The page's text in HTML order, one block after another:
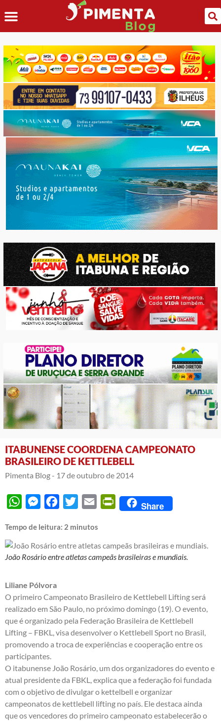
ITABUNENSE COORDENA CAMPEONATO
BRASILEIRO DE KETTLEBELL
Pimenta Blog - 17 de outubro de 2014
WhatsAppMessengerFacebook
Twitter Email PrintFriendly
Share
Tempo de leitura: 2 minutos
João Rosário entre atletas campeãs brasileiras e mundiais.
Liliane Pólvora
O primeiro Campeonato Brasileiro de Kettlebell Lifting será
realizado em São Paulo, no próximo domingo (19). O evento,
que é organizado pela Federação Brasileira de Kettlebell
Lifting – FBKL, visa desenvolver o Kettlebell Sport no Brasil,
promovendo a troca de experiências e cooperação entre os
participantes.
O itabunense João Rosário, um dos organizadores do evento e
atual presidente da FBKL, explica que a federação foi fundada
com o objetivo de divulgar o kettelbell e organizar
campeonatos de kettlebell lifting no país. Ele destaca ainda
que os vencedores do primeiro campeonato estabelecerão o